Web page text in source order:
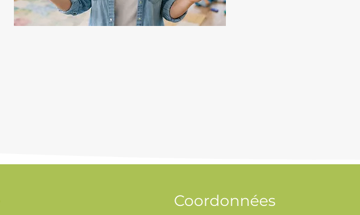
Coordonnées